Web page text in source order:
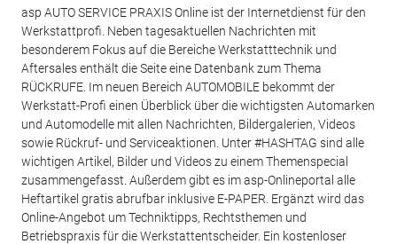
asp AUTO SERVICE PRAXIS Online ist der Internetdienst für den
Werkstattprofi. Neben tagesaktuellen Nachrichten mit
besonderem Fokus auf die Bereiche Werkstatttechnik und
Aftersales enthält die Seite eine Datenbank zum Thema
RÜCKRUFE. Im neuen Bereich AUTOMOBILE bekommt der
Werkstatt-Profi einen Überblick über die wichtigsten Automarken
und Automodelle mit allen Nachrichten, Bildergalerien, Videos
sowie Rückruf- und Serviceaktionen. Unter #HASHTAG sind alle
wichtigen Artikel, Bilder und Videos zu einem Themenspecial
zusammengefasst. Außerdem gibt es im asp-Onlineportal alle
Heftartikel gratis abrufbar inklusive E-PAPER. Ergänzt wird das
Online-Angebot um Techniktipps, Rechtsthemen und
Betriebspraxis für die Werkstattentscheider. Ein kostenloser